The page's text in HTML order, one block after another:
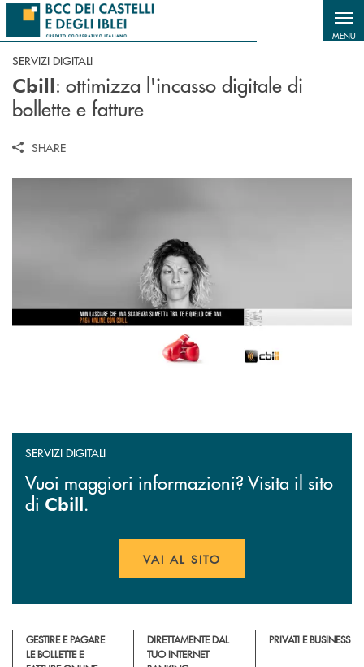
Salta al contenuto principale
MENU
SERVIZI DIGITALI
Cbill: ottimizza l'incasso digitale di
bollette e fatture
SHARE
SERVIZI DIGITALI
Vuoi maggiori informazioni? Visita il sito
di Cbill.
VAI AL SITO
GESTIRE E PAGARE
LE BOLLETTE E
DIRETTAMENTE DAL
TUO INTERNET
PRIVATI E BUSINESS